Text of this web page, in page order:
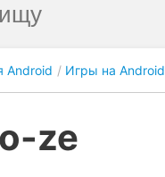
Android Игры на Android
ze